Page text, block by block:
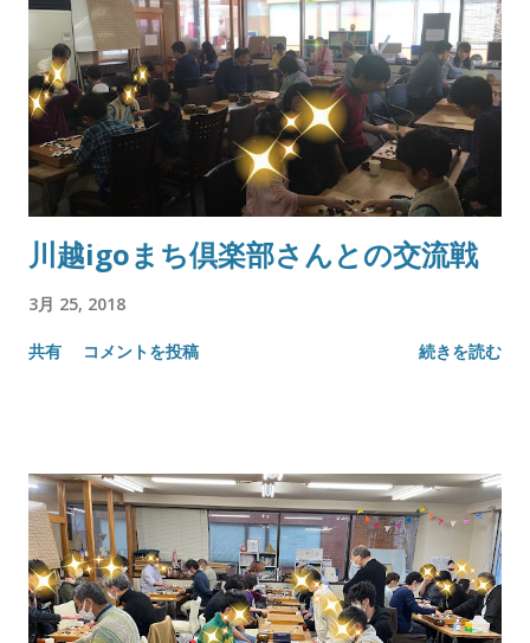
川越igoまち倶楽部さんとの交流戦
3月 25, 2018
共有 コメントを投稿 続きを読む